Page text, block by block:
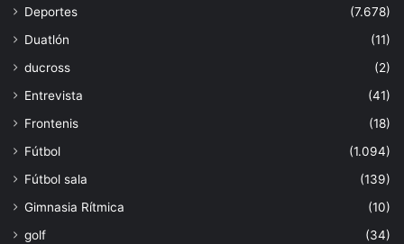
Deportes
(7.678)
Duatlón
(11)
ducross
(2)
Entrevista
(41)
Frontenis
(18)
Fútbol
(1.094)
Fútbol sala
(139)
Gimnasia Rítmica
(10)
golf
(34)